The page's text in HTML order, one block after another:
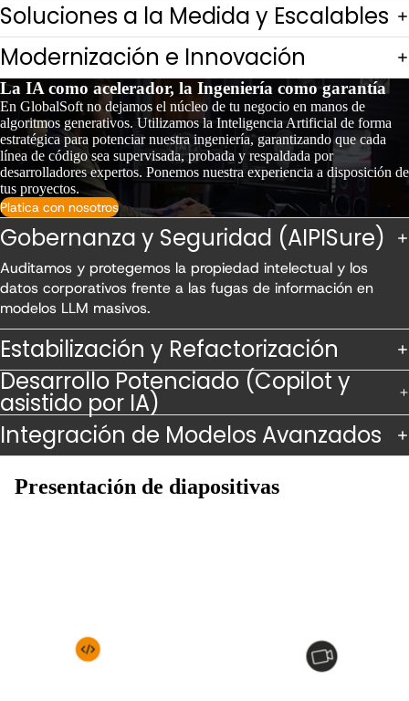
Soluciones a la Medida y Escalables
Modernización e Innovación
La IA como acelerador, la Ingeniería como garantía
En GlobalSoft no dejamos el núcleo de tu negocio en manos de
algoritmos generativos. Utilizamos la Inteligencia Artificial de forma
estratégica para potenciar nuestra ingeniería, garantizando que cada
línea de código sea supervisada, probada y respaldada por
desarrolladores expertos. Ponemos nuestra experiencia a disposición de
tus proyectos.
Platica con nosotros
Gobernanza y Seguridad (AIPISure)
Auditamos y protegemos la propiedad intelectual y los
datos corporativos frente a las fugas de información en
modelos LLM masivos.
Estabilización y Refactorización
Desarrollo Potenciado (Copilot y
asistido por IA)
Integración de Modelos Avanzados
Presentación de diapositivas